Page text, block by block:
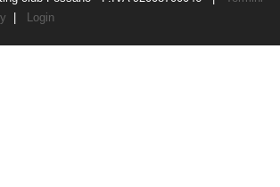
Login